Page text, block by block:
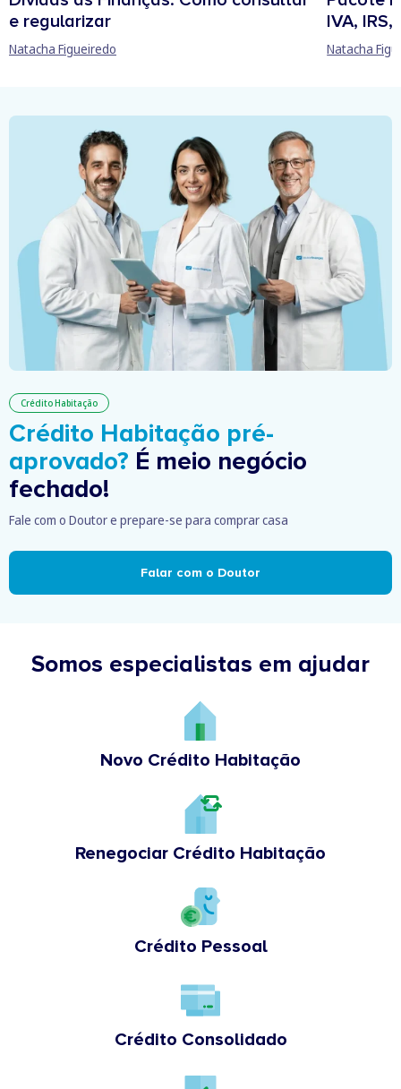
e regularizar
Natacha Figueiredo
IVA,
Natacha
Crédito Habitação
Crédito Habitação pré-
aprovado? É meio negócio
fechado!
Fale com o Doutor e prepare-se para comprar casa
Falar com o Doutor
Somos especialistas em ajudar
Novo Crédito Habitação
Renegociar Crédito Habitação
Crédito Pessoal
Crédito Consolidado